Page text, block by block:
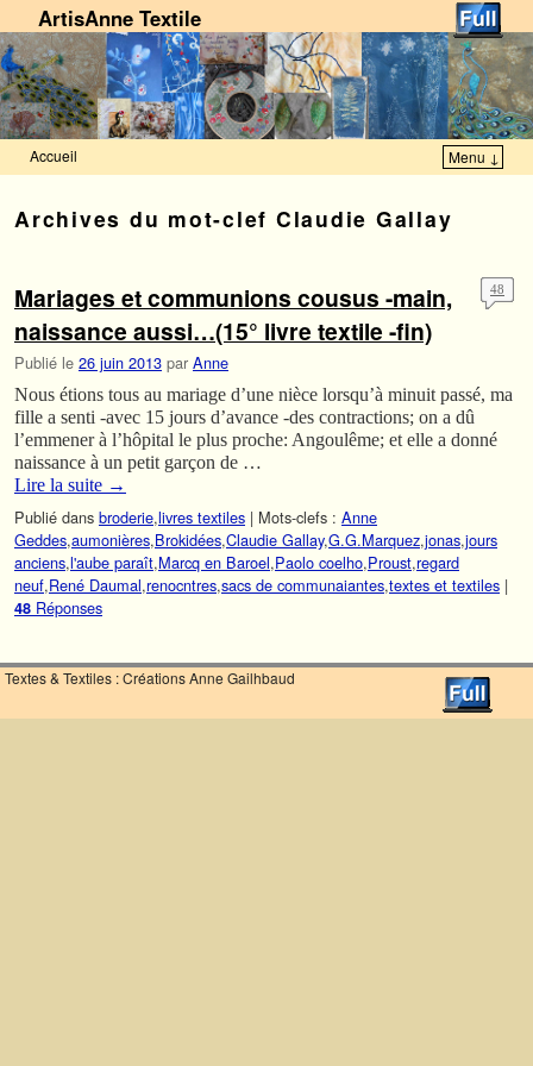
ArtisAnne Textile
Accueil Menu ↓
Archives du mot-clef Claudie Gallay
Mariages et communions cousus -main,
naissance aussi…(15° livre textile -fin)
Publié le 26 juin 2013 par Anne
48
Nous étions tous au mariage d’une nièce lorsqu’à minuit passé, ma
fille a senti -avec 15 jours d’avance -des contractions; on a dû
l’emmener à l’hôpital le plus proche: Angoulême; et elle a donné
naissance à un petit garçon de …
Lire la suite →
Publié dans broderie,livres textiles | Mots-clefs : Anne
Geddes,aumonières,Brokidées,Claudie Gallay,G.G.Marquez,jonas,jours
anciens,l'aube paraît,Marcq en Baroel,Paolo coelho,Proust,regard
neuf,René Daumal,renocntres,sacs de communaiantes,textes et textiles |
48 Réponses
Textes & Textiles : Créations Anne Gailhbaud